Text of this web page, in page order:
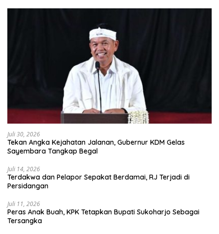
Juli 30, 2026
Tekan Angka Kejahatan Jalanan, Gubernur KDM Gelas
Sayembara Tangkap Begal
Juli 14, 2026
Terdakwa dan Pelapor Sepakat Berdamai, RJ Terjadi di
Persidangan
Juli 11, 2026
Peras Anak Buah, KPK Tetapkan Bupati Sukoharjo Sebagai
Tersangka